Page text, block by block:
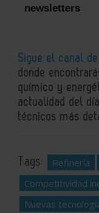
newsletters
Sigue el canal
donde
químico y
actualidad del
técnicos más
Tags: Refinería
Competitividad
Nuevas